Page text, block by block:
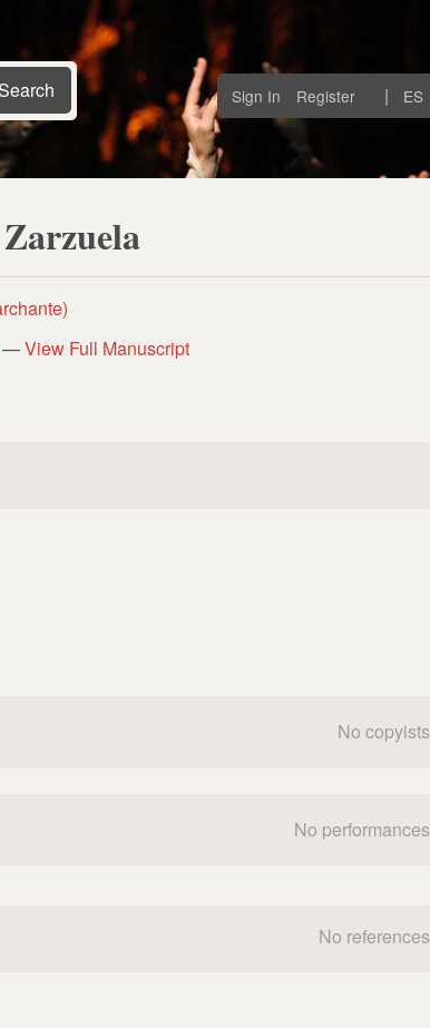
Sign In Register | ES
—View Full Manuscript
No copyists
No performances
No references